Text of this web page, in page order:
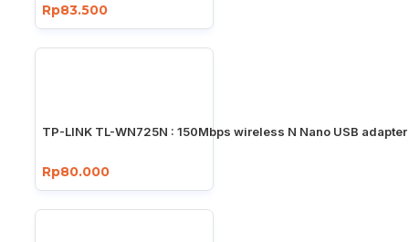
Rp83.500
TP-LINK TL-WN725N : 150Mbps wireless N Nano USB adapter
Rp80.000